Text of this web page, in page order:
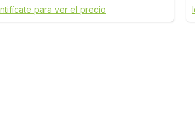
para ver el precio